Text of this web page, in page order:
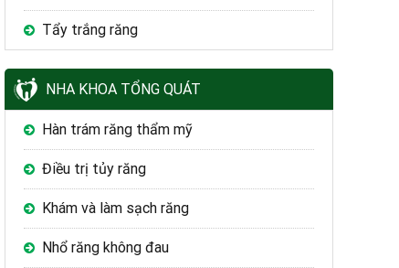
Tẩy trắng răng
NHA KHOA TỔNG QUÁT
Hàn trám răng thẩm mỹ
Điều trị tủy răng
Khám và làm sạch răng
Nhổ răng không đau